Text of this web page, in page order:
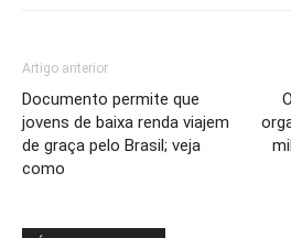
Artigo anterior
Documento permite que
jovens de baixa renda viajem
de graça pelo Brasil; veja
como